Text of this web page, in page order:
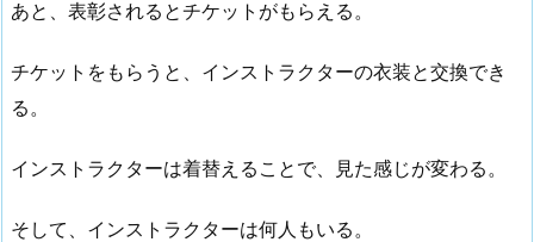
あと、表彰されるとチケットがもらえる。
チケットをもらうと、インストラクターの衣装と交換でき
る。
インストラクターは着替えることで、見た感じが変わる。
そして、インストラクターは何人もいる。